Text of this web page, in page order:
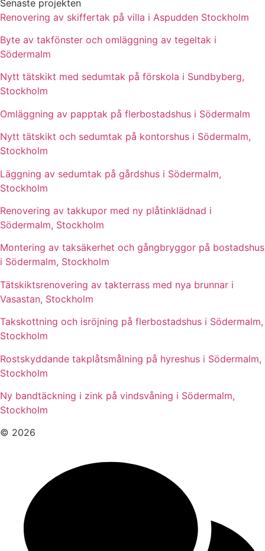
Senaste projekten
Renovering av skiffertak på villa i Aspudden Stockholm
Byte av takfönster och omläggning av tegeltak i
Södermalm
Nytt tätskikt med sedumtak på förskola i Sundbyberg,
Stockholm
Omläggning av papptak på flerbostadshus i Södermalm
Nytt tätskikt och sedumtak på kontorshus i Södermalm,
Stockholm
Läggning av sedumtak på gårdshus i Södermalm,
Stockholm
Renovering av takkupor med ny plåtinklädnad i
Södermalm, Stockholm
Montering av taksäkerhet och gångbryggor på bostadshus
i Södermalm, Stockholm
Tätskiktsrenovering av takterrass med nya brunnar i
Vasastan, Stockholm
Takskottning och isröjning på flerbostadshus i Södermalm,
Stockholm
Rostskyddande takplåtsmålning på hyreshus i Södermalm,
Stockholm
Ny bandtäckning i zink på vindsvåning i Södermalm,
Stockholm
© 2026